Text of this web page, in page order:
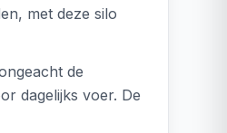
met deze silo
de
dagelijks voer. De